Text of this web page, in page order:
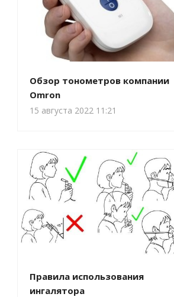
Обзор тонометров компании
Omron
15 августа 2022 11:21
Правила использования
ингалятора